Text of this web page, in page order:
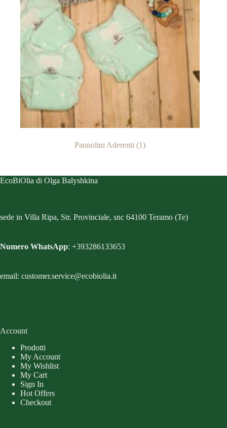
Pannolini Aderenti(1)
EcoBiOlia di Olga Balyshkina
sede in Villa Ripa, Str. Provinciale, snc 64100 Teramo (Te)
Numero WhatsApp: +393286133653
email: customer.service@ecobiolia.it
Account
Prodotti
My Account
My Wishlist
My Cart
Sign In
Hot Offers
Checkout